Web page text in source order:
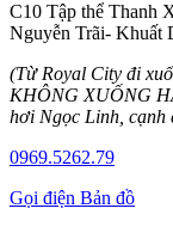
C10 Tập thể Thanh
Nguyễn Trãi- Khuất
(Từ Royal City đi
KHÔNG XUỐNG
hơi Ngọc Linh, cạnh
0969.5262.79
Gọi điện Bản đồ